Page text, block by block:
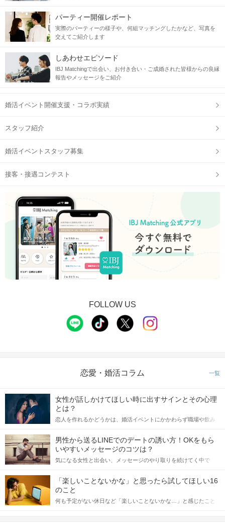
情報が少ない
▼
お相手様に不信感を与える可能性あり！
ありのままのあなたを認めてくれる
素敵なお相手を探しましょう♫
当日の流れ
IBJ Matching 公式アプリの参加予定ページに表示される、
QRコードをご提示ください。
※顔写真付きの身分証は、事前に【マイページ】からご提出い
ただけます。
②本人確認書類の事前アップロード
に、ご協力をお願いいたします。
個室で1対1だから周りも気にならない♪
あとで何度でも見返せるから忘れる心配もなし♪
STEP3 中間投票のアピールタイム
パーティー開催レポート
実際のパーティーの様子や、何組マッチングしたかなど、写真を
交えてご紹介します
しあわせエピソード
IBJ Matchingで出会い、お付き合い・ご成婚された皆様からの良縁
報告やメッセージをご紹介
婚活イベント開催支援・コラボ実績
スタッフ紹介
婚活イベントスタッフ募集
接客・接遇コンテスト
FOLLOW US
恋愛・婚活コラム 一覧
女性が話しかけてほしい時に出すサインとその心理
とは？
恋人を作れるかどうかは、婚活イベントにかかわらず職場や飲み
てアプローチできるかにも左右されます。 これから恋人作りを本
格的に始めようとしている方は、女性が異性を求めて出すサイン
をしっかりと理解し、正しい行動に移せるかどうかが重要。 この
記事では、女性が話しかけて欲しい時に出すサインとその心理を
合にどのような行動に繋げるべきかをご紹介していきます。
男性から送るLINEでのデートの誘い方！OKをもら
いやすいメッセージのコツは？
気になる女性と出会い、メッセージのやり取りを続けてく中で
しかし、中には「どう誘ったらいいの？」とお困りの男性もいら
っしゃるのではないでしょうか。 そこで今回は、男性から女性へ
送るLINEでのデートの誘い方のコツをご紹介します。例文も混じ
えながら解説するので、ぜひ参考にしてください。
「楽しいことないかな」と思ったら試してほしい16
のこと
何も予定がない休日など「楽しいことないかな…」と感じたこと